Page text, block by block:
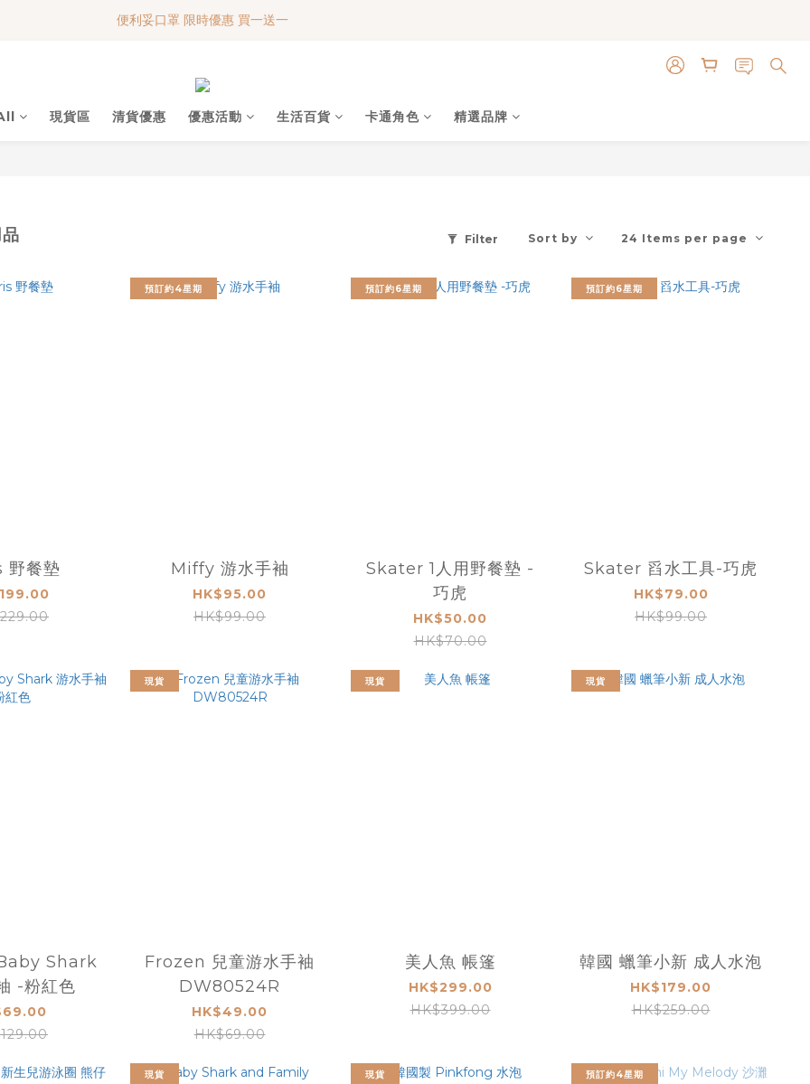
便利妥口罩 限時優惠 買一送一
便利妥口罩 限時優惠 買一送一
現貨區 清貨優惠 優惠活動 生活百貨 卡通角色 精選品牌
Filter Sort by 24 Items per page
野餐墊
預訂約4星期
Miffy 游水手袖
HK$95.00
HK$99.00
預訂約6星期
Skater 1人用野餐墊 -
巧虎
HK$50.00
HK$70.00
預訂約6星期
Skater 舀水工具-巧虎
HK$79.00
HK$99.00
-粉紅色
現貨
Frozen 兒童游水手袖
DW80524R
HK$49.00
HK$69.00
現貨
美人魚 帳篷
HK$299.00
HK$399.00
現貨
韓國 蠟筆小新 成人水泡
HK$179.00
HK$259.00
現貨 現貨 預訂約4星期